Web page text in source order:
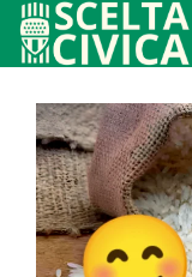
Vai
contenuto